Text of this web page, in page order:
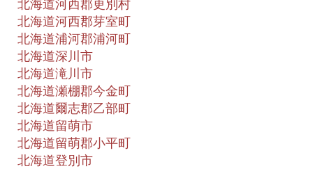
北海道河西郡更別村
北海道河西郡芽室町
北海道浦河郡浦河町
北海道深川市
北海道滝川市
北海道瀬棚郡今金町
北海道爾志郡乙部町
北海道留萌市
北海道留萌郡小平町
北海道登別市